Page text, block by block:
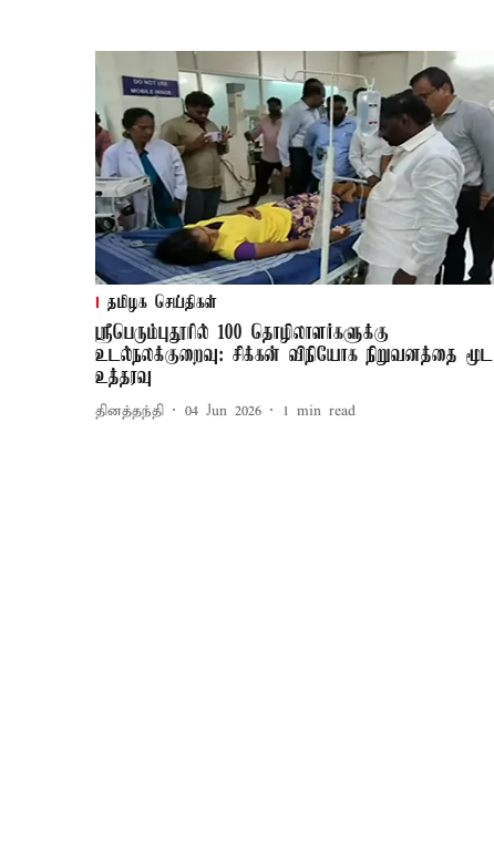
தமிழக செய்திகள்
ஸ்ரீபெரும்புதூரில் 100 தொழிலாளர்களுக்கு
உடல்நலக்குறைவு: சிக்கன் விநியோக நிறுவனத்தை மூட
உத்தரவு
தினத்தந்தி 04 Jun 2026 1 min read